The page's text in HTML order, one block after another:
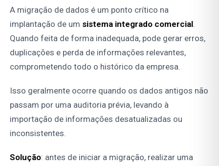
A migração de dados é um ponto crítico na
implantação de um sistema integrado comercial.
Quando feita de forma inadequada, pode gerar erros,
duplicações e perda de informações relevantes,
comprometendo todo o histórico da empresa.
Isso geralmente ocorre quando os dados antigos não
passam por uma auditoria prévia, levando à
importação de informações desatualizadas ou
inconsistentes.
Solução: antes de iniciar a migração, realizar uma